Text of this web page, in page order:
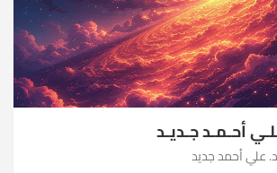
أحـمـد جـديـد
د. علي أحمد جديد